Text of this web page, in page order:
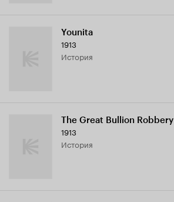
Younita
1913
история
The Great Bullion Robbery
1913
история